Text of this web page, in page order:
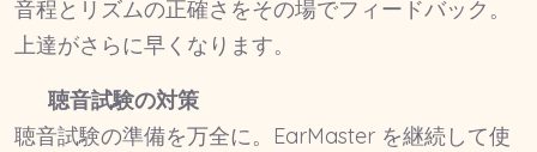
音程とリズムの正確さをその場でフィードバック。
上達がさらに早くなります。
聴音試験の対策
聴音試験の準備を万全に。EarMaster を継続して使